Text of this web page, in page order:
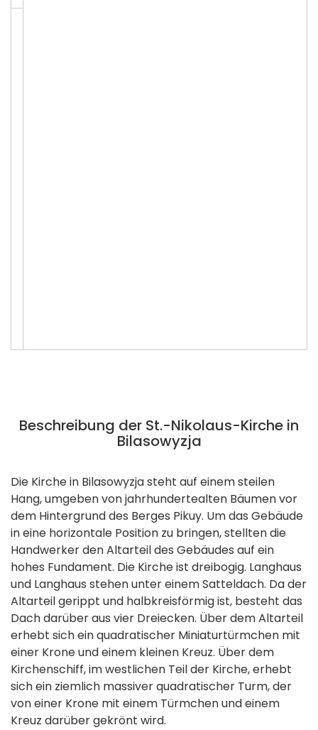
Beschreibung der St.-Nikolaus-Kirche in
Bilasowyzja
Die Kirche in Bilasowyzja steht auf einem steilen
Hang, umgeben von jahrhundertealten Bäumen vor
dem Hintergrund des Berges Pikuy. Um das Gebäude
in eine horizontale Position zu bringen, stellten die
Handwerker den Altarteil des Gebäudes auf ein
hohes Fundament. Die Kirche ist dreibogig. Langhaus
und Langhaus stehen unter einem Satteldach. Da der
Altarteil gerippt und halbkreisförmig ist, besteht das
Dach darüber aus vier Dreiecken. Über dem Altarteil
erhebt sich ein quadratischer Miniaturtürmchen mit
einer Krone und einem kleinen Kreuz. Über dem
Kirchenschiff, im westlichen Teil der Kirche, erhebt
sich ein ziemlich massiver quadratischer Turm, der
von einer Krone mit einem Türmchen und einem
Kreuz darüber gekrönt wird.